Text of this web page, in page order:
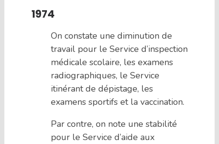
1974
On constate une diminution de
travail pour le Service d’inspection
médicale scolaire, les examens
radiographiques, le Service
itinérant de dépistage, les
examens sportifs et la vaccination.
Par contre, on note une stabilité
pour le Service d’aide aux